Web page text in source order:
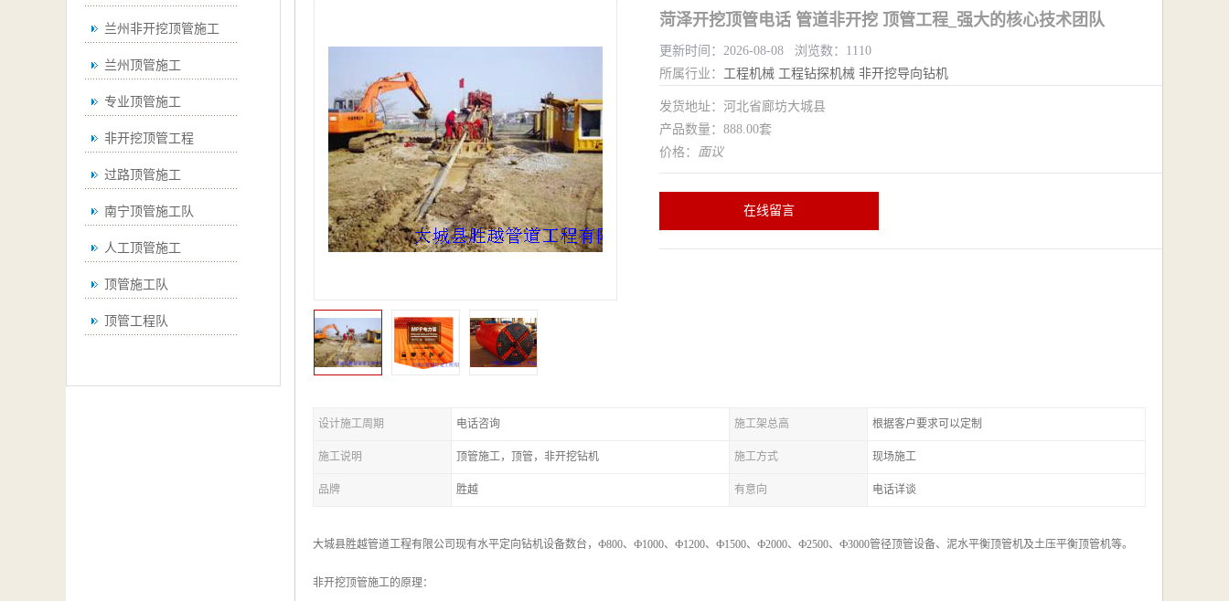
兰州非开挖顶管施工
兰州顶管施工
专业顶管施工
非开挖顶管工程
过路顶管施工
南宁顶管施工队
人工顶管施工
顶管施工队
顶管工程队
菏泽开挖顶管电话 管道非开挖 顶管工程_强大的核心技术团队
更新时间：2026-08-08 浏览数：1110
所属行业： 工程机械 工程钻探机械 非开挖导向钻机
发货地址：河北省廊坊大城县
产品数量：888.00套
价格： 面议
在线留言
设计施工周期 电话咨询 施工架总高 根据客户要求可以定制
施工说明 顶管施工，顶管，非开挖钻机 施工方式 现场施工
品牌 胜越 有意向 电话详谈
大城县胜越管道工程有限公司现有水平定向钻机设备数台，Ф800、Ф1000、Ф1200、Ф1500、Ф2000、Ф2500、Ф3000管径顶管设备、泥水平衡顶管机及土压平衡顶管机等。
非开挖顶管施工的原理：